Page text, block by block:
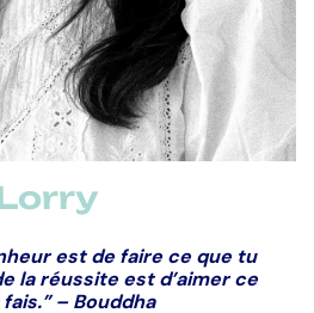
est de faire ce que tu
la réussite est d’aimer ce
– Bouddha